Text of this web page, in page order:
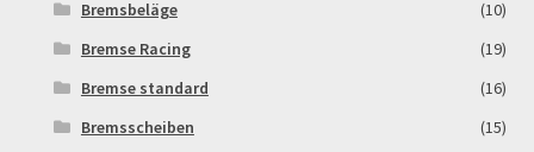
My Account
My Profile
Newsletter
Bremsbeläge
(10)
Bremse Racing
(19)
Bremse standard
(16)
Bremsscheiben
(15)